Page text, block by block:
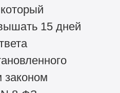
15 дней